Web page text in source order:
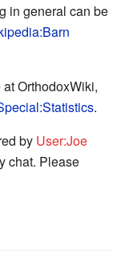
in general can be
OrthodoxWiki,
.
by User:Joe
chat. Please